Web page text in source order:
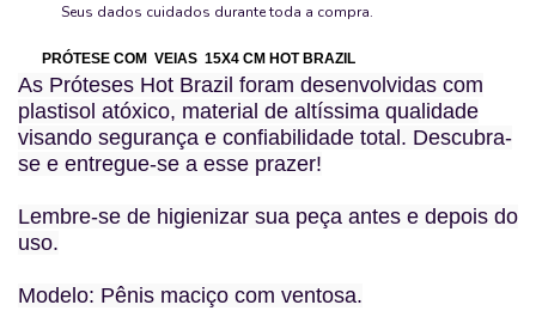
Seus dados cuidados durante toda a compra.
PRÓTESE COM VEIAS 15X4 CM HOT BRAZIL
As Próteses Hot Brazil foram desenvolvidas com
plastisol atóxico, material de altíssima qualidade
visando segurança e confiabilidade total. Descubra-
se e entregue-se a esse prazer!
Lembre-se de higienizar sua peça antes e depois do
uso.
Modelo: Pênis maciço com ventosa.